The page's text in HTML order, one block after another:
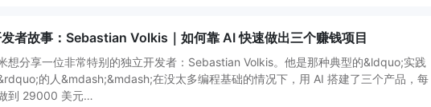
者故事：Sebastian Volkis｜如何靠 AI 快速做出三个赚钱项目
想分享一位非常特别的独立开发者：Sebastian Volkis。他是那种典型的&ldquo;实践
的人&mdash;&mdash;在没太多编程基础的情况下，用 AI 搭建了三个产品，每
到 29000 美元…